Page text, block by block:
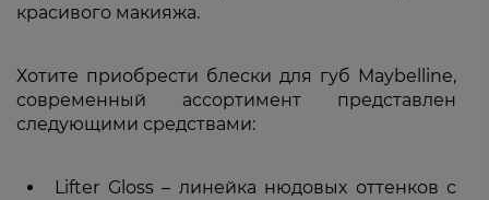
красивого макияжа.
Хотите приобрести блески для губ Maybelline,
современный ассортимент представлен
следующими средствами:
Lifter Gloss – линейка нюдовых оттенков с